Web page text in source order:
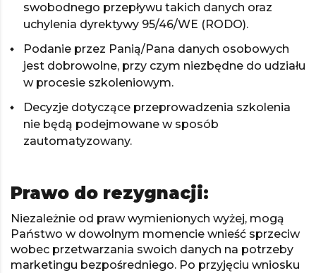
swobodnego przepływu takich danych oraz
uchylenia dyrektywy 95/46/WE (RODO).
Podanie przez Panią/Pana danych osobowych
jest dobrowolne, przy czym niezbędne do udziału
w procesie szkoleniowym.
Decyzje dotyczące przeprowadzenia szkolenia
nie będą podejmowane w sposób
zautomatyzowany.
Prawo do rezygnacji:
Niezależnie od praw wymienionych wyżej, mogą
Państwo w dowolnym momencie wnieść sprzeciw
wobec przetwarzania swoich danych na potrzeby
marketingu bezpośredniego. Po przyjęciu wniosku